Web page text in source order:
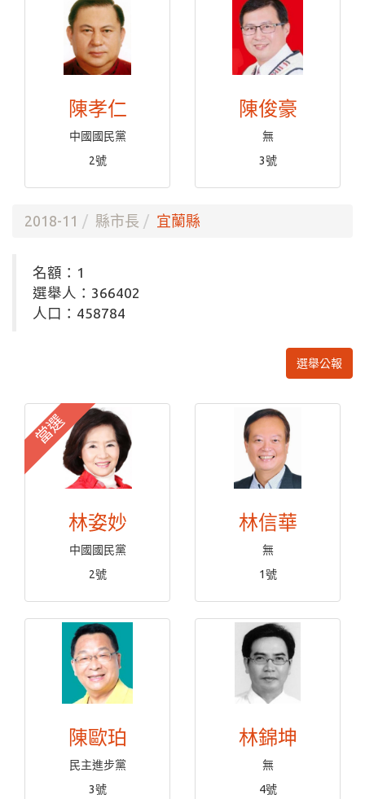
陳孝仁
中國國民黨
2號
陳俊豪
無
3號
2018-11 縣市長 宜蘭縣
名額：1
選舉人：366402
人口：458784
選舉公報
當選
林姿妙
中國國民黨
2號
林信華
無
1號
陳歐珀
民主進步黨
3號
林錦坤
無
4號